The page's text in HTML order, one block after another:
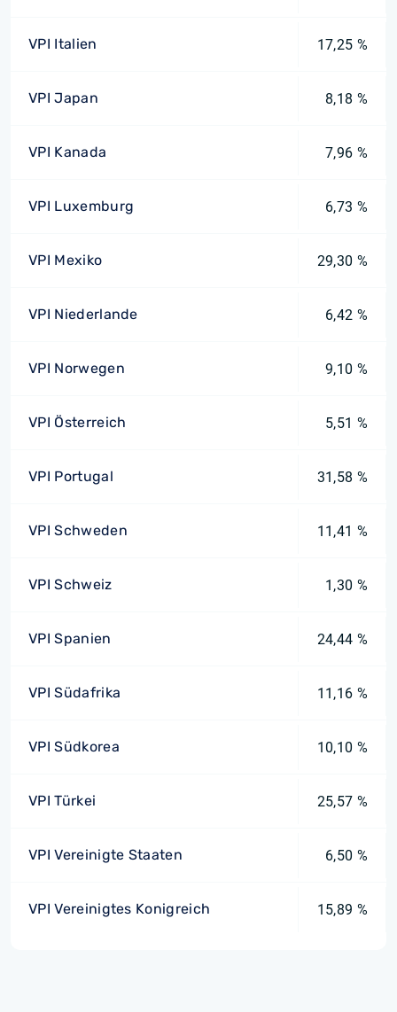
VPI Italien 17,25 %
VPI Japan 8,18 %
VPI Kanada 7,96 %
VPI Luxemburg 6,73 %
VPI Mexiko 29,30 %
VPI Niederlande 6,42 %
VPI Norwegen 9,10 %
VPI Österreich 5,51 %
VPI Portugal 31,58 %
VPI Schweden 11,41 %
VPI Schweiz 1,30 %
VPI Spanien 24,44 %
VPI Südafrika 11,16 %
VPI Südkorea 10,10 %
VPI Türkei 25,57 %
VPI Vereinigte Staaten 6,50 %
VPI Vereinigtes Konigreich 15,89 %